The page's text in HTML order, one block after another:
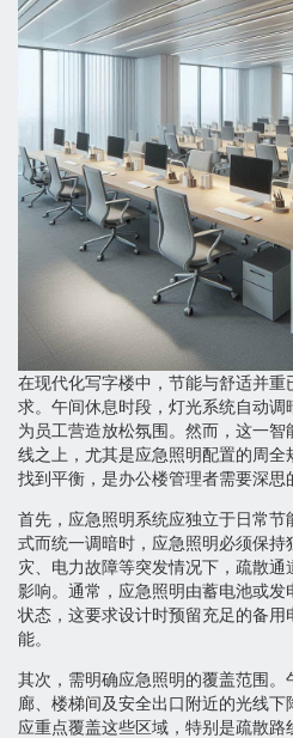
在现代化写字楼中，节能与舒适并
求。午间休息时段，灯光系统自动
为员工营造放松氛围。然而，这一
线之上，尤其是应急照明配置的周
找到平衡，是办公楼管理者需要深思
首先，应急照明系统应独立于日常
式而统一调暗时，应急照明必须保持
灾、电力故障等突发情况下，疏散
影响。通常，应急照明由蓄电池或
状态，这要求设计时预留充足的备
能。
其次，需明确应急照明的覆盖范围
廊、楼梯间及安全出口附近的光线
应重点覆盖这些区域，特别是疏散